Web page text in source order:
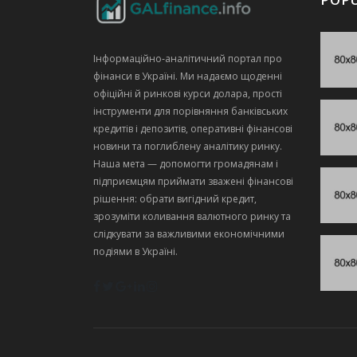
Інформаційно‑аналітичний портал про
фінанси в Україні. Ми надаємо щоденні
офіційні й ринкові курси долара, прості
інструменти для порівняння банківських
кредитів і депозитів, оперативні фінансові
новини та поглиблену аналітику ринку.
Наша мета — допомогти громадянам і
підприємцям приймати зважені фінансові
рішення: обрати вигідний кредит,
зрозуміти коливання валютного ринку та
слідкувати за важливими економічними
подіями в Україні.